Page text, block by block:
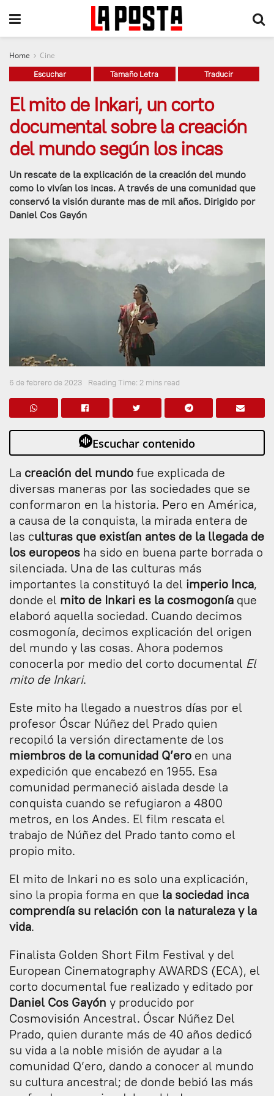
Home Cine
Escuchar Tamaño Letra Traducir
El mito de Inkari, un corto
documental sobre la creación
del mundo según los incas
Un rescate de la explicación de la creación del mundo
como lo vivían los incas. A través de una comunidad que
conservó la visión durante mas de mil años. Dirigido por
Daniel Cos Gayón
6 de febrero de 2023 Reading Time: 2 mins read
Escuchar contenido
La creación del mundo fue explicada de
diversas maneras por las sociedades que se
conformaron en la historia. Pero en América,
a causa de la conquista, la mirada entera de
las culturas que existían antes de la llegada de
los europeos ha sido en buena parte borrada o
silenciada. Una de las culturas más
importantes la constituyó la del imperio Inca,
donde el mito de Inkari es la cosmogonía que
elaboró aquella sociedad. Cuando decimos
cosmogonía, decimos explicación del origen
del mundo y las cosas. Ahora podemos
conocerla por medio del corto documental El
mito de Inkari.
Este mito ha llegado a nuestros días por el
profesor Óscar Núñez del Prado quien
recopiló la versión directamente de los
miembros de la comunidad Q’ero en una
expedición que encabezó en 1955. Esa
comunidad permaneció aislada desde la
conquista cuando se refugiaron a 4800
metros, en los Andes. El film rescata el
trabajo de Núñez del Prado tanto como el
propio mito.
El mito de Inkari no es solo una explicación,
sino la propia forma en que la sociedad inca
comprendía su relación con la naturaleza y la
vida.
Finalista Golden Short Film Festival y del
European Cinematography AWARDS (ECA), el
corto documental fue realizado y editado por
Daniel Cos Gayón y producido por
Cosmovisión Ancestral. Óscar Núñez Del
Prado, quien durante más de 40 años dedicó
su vida a la noble misión de ayudar a la
comunidad Q’ero, dando a conocer al mundo
su cultura ancestral; de donde bebió las más